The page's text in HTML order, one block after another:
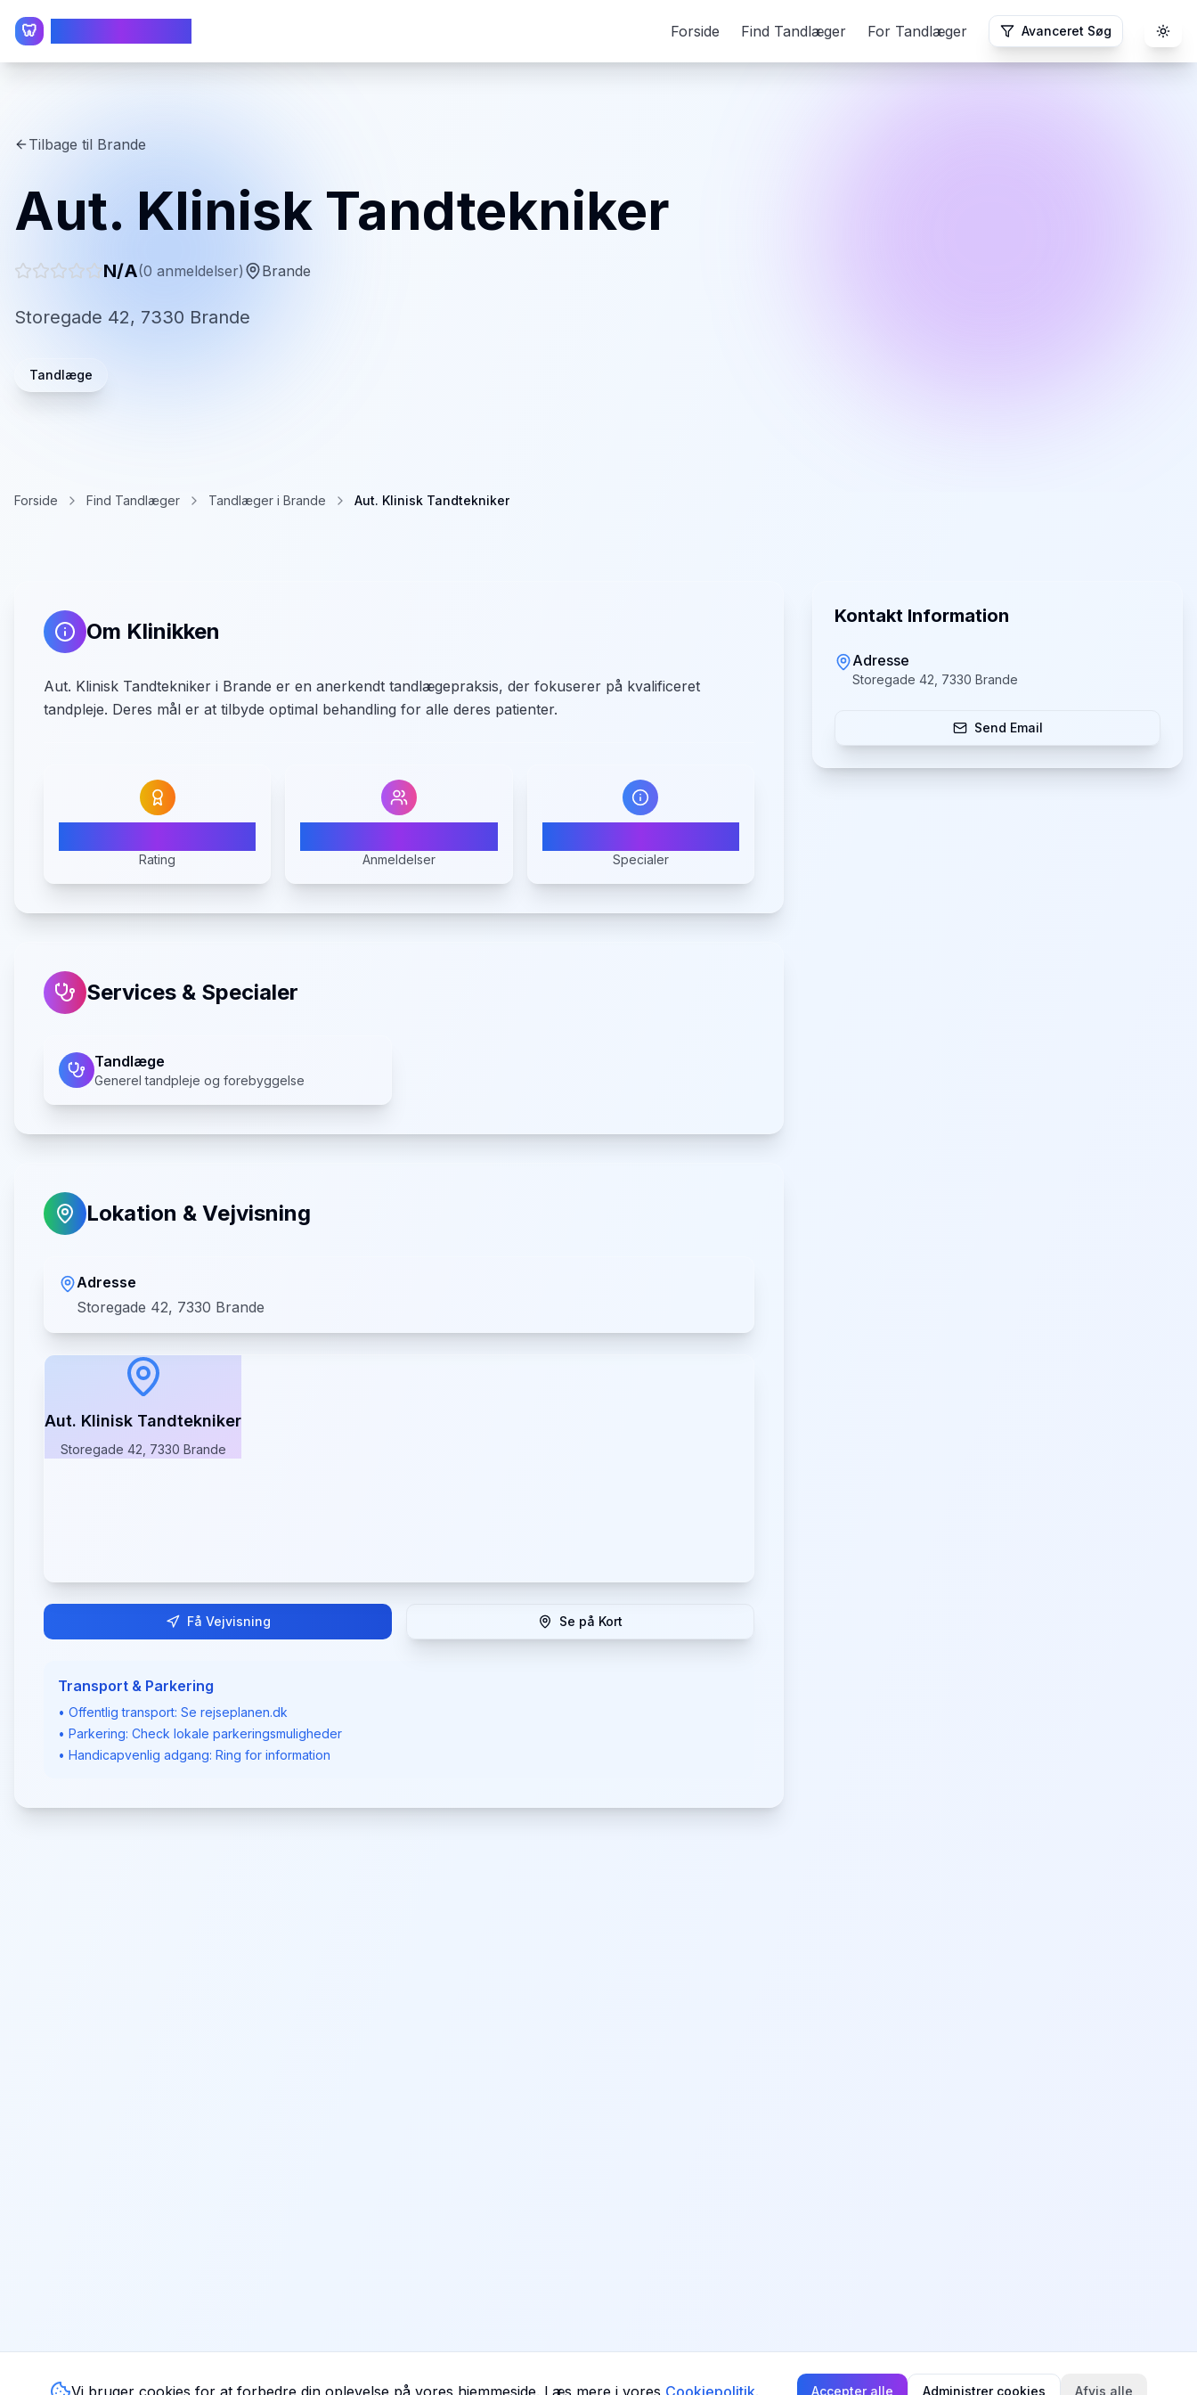
🦷 Forside Find Tandlæger For Tandlæger Avanceret Søg
Tilbage til Brande
Aut. Klinisk Tandtekniker
N/A(0 anmeldelser) Brande
Storegade 42, 7330 Brande
Tandlæge
Forside Find Tandlæger Tandlæger i Brande Aut. Klinisk Tandtekniker
Om Klinikken
Aut. Klinisk Tandtekniker i Brande er en anerkendt tandlægepraksis, der fokuserer på kvalificeret
tandpleje. Deres mål er at tilbyde optimal behandling for alle deres patienter.
Rating Anmeldelser Specialer
Services & Specialer
Tandlæge
Generel tandpleje og forebyggelse
Lokation & Vejvisning
Adresse
Storegade 42, 7330 Brande
Aut. Klinisk Tandtekniker
Storegade 42, 7330 Brande
Få Vejvisning Se på Kort
Transport & Parkering
• Offentlig transport: Se rejseplanen.dk
• Parkering: Check lokale parkeringsmuligheder
• Handicapvenlig adgang: Ring for information
Kontakt Information
Adresse
Storegade 42, 7330 Brande
Send Email
Vi bruger cookies for at forbedre din oplevelse på vores hjemmeside. Læs mere i vores Cookiepolitik. Accepter alle Administrer cookies Afvis alle